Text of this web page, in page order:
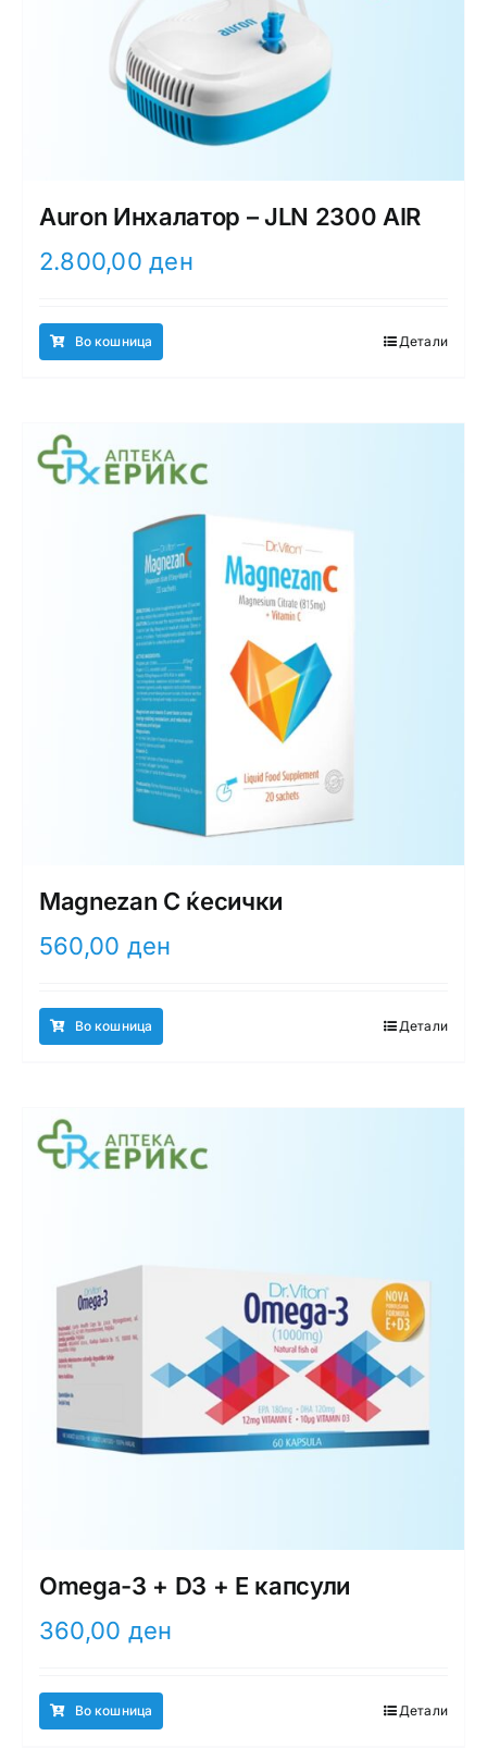
Auron Инхалатор – JLN 2300 AIR
2.800,00ден
Во кошница Детали
Magnezan C ќесички
560,00 ден
Во кошница Детали
Omega-3 + D3 + E капсули
360,00 ден
Во кошница Детали